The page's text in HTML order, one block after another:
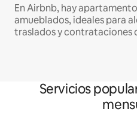
En Airbnb, hay
amueblados, ideales para
traslados y contrataciones
Servicios